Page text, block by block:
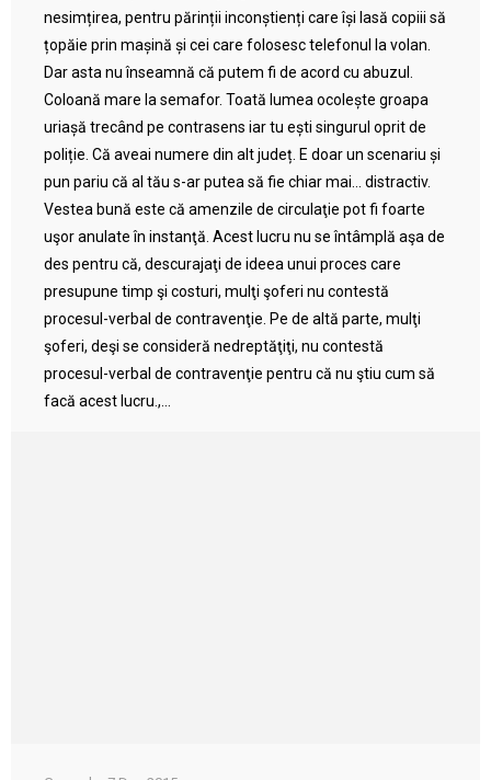
nesimțirea, pentru părinții inconștienți care își lasă copiii să
țopăie prin mașină și cei care folosesc telefonul la volan.
Dar asta nu înseamnă că putem fi de acord cu abuzul.
Coloană mare la semafor. Toată lumea ocolește groapa
uriașă trecând pe contrasens iar tu ești singurul oprit de
poliție. Că aveai numere din alt județ. E doar un scenariu și
pun pariu că al tău s-ar putea să fie chiar mai… distractiv.
Vestea bună este că amenzile de circulaţie pot fi foarte
uşor anulate în instanţă. Acest lucru nu se întâmplă aşa de
des pentru că, descurajaţi de ideea unui proces care
presupune timp şi costuri, mulţi şoferi nu contestă
procesul-verbal de contravenţie. Pe de altă parte, mulţi
şoferi, deşi se consideră nedreptăţiţi, nu contestă
procesul-verbal de contravenţie pentru că nu ştiu cum să
facă acest lucru.,...